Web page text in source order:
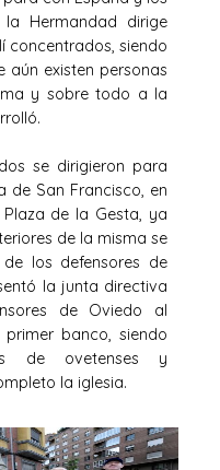
la Hermandad dirige
concentrados, siendo
aún existen personas
y sobre todo a la
se dirigieron para
de San Francisco, en
de la Gesta, ya
de la misma se
los defensores de
la junta directiva
de Oviedo al
banco, siendo
de ovetenses y
la iglesia.